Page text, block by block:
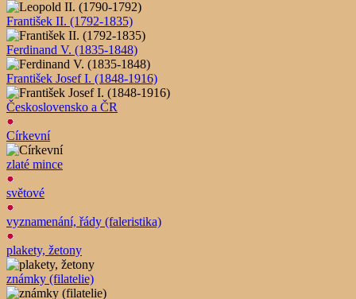
František II. (1792-1835)
Ferdinand V. (1835-1848)
František Josef I. (1848-1916)
Československo a ČR
Církevní
zlaté mince
světové
vyznamenání, řády (faleristika)
plakety, žetony
známky (filatelie)